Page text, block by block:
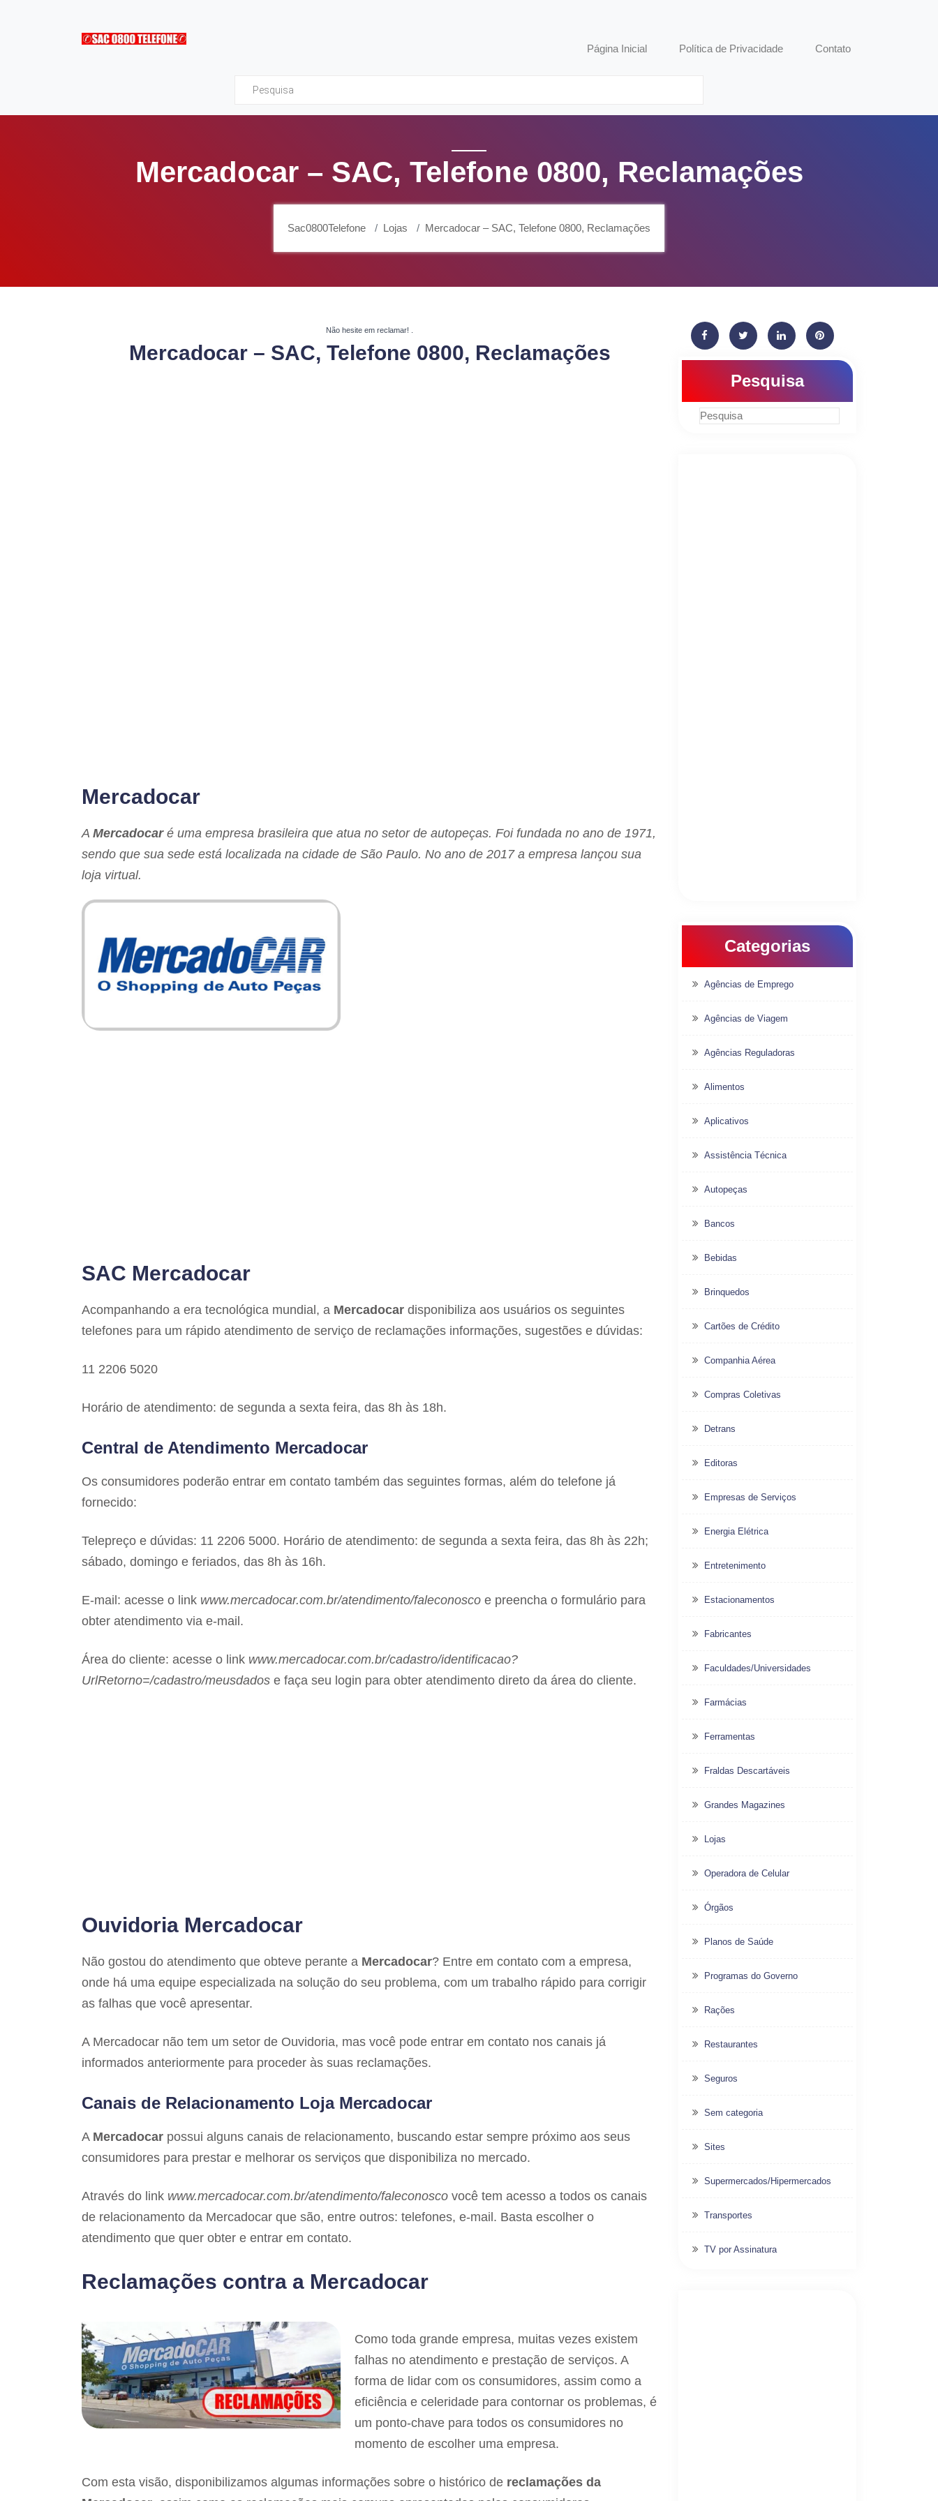
Sac0800Telefone
Página Inicial Política de Privacidade Contato
Mercadocar – SAC, Telefone 0800, Reclamações
Sac0800Telefone Lojas Mercadocar – SAC, Telefone 0800, Reclamações
Não hesite em reclamar!
Mercadocar – SAC, Telefone 0800, Reclamações
Mercadocar
A Mercadocaré uma empresa brasileira que atua no setor de autopeças. Foi fundada no ano de 1971,
sendo que sua sede está localizada na cidade de São Paulo. No ano de 2017 a empresa lançou sua
loja virtual.
SAC Mercadocar
Acompanhando a era tecnológica mundial, a Mercadocar disponibiliza aos usuários os seguintes
telefones para um rápido atendimento de serviço de reclamações informações, sugestões e dúvidas:
11 2206 5020
Horário de atendimento: de segunda a sexta feira, das 8h às 18h.
Central de Atendimento Mercadocar
Os consumidores poderão entrar em contato também das seguintes formas, além do telefone já
fornecido:
Telepreço e dúvidas: 11 2206 5000. Horário de atendimento: de segunda a sexta feira, das 8h às 22h;
sábado, domingo e feriados, das 8h às 16h.
E-mail: acesse o link www.mercadocar.com.br/atendimento/faleconosco e preencha o formulário para
obter atendimento via e-mail.
Área do cliente: acesse o link www.mercadocar.com.br/cadastro/identificacao?
UrlRetorno=/cadastro/meusdados e faça seu login para obter atendimento direto da área do cliente.
Ouvidoria Mercadocar
Não gostou do atendimento que obteve perante a Mercadocar? Entre em contato com a empresa,
onde há uma equipe especializada na solução do seu problema, com um trabalho rápido para corrigir
as falhas que você apresentar.
A Mercadocar não tem um setor de Ouvidoria, mas você pode entrar em contato nos canais já
informados anteriormente para proceder às suas reclamações.
Canais de Relacionamento Loja Mercadocar
A Mercadocar possui alguns canais de relacionamento, buscando estar sempre próximo aos seus
consumidores para prestar e melhorar os serviços que disponibiliza no mercado.
Através do link www.mercadocar.com.br/atendimento/faleconosco você tem acesso a todos os canais
de relacionamento da Mercadocar que são, entre outros: telefones, e-mail. Basta escolher o
atendimento que quer obter e entrar em contato.
Reclamações contra a Mercadocar
Como toda grande empresa, muitas vezes existem
falhas no atendimento e prestação de serviços. A
forma de lidar com os consumidores, assim como a
eficiência e celeridade para contornar os problemas, é
um ponto-chave para todos os consumidores no
momento de escolher uma empresa.
Com esta visão, disponibilizamos algumas informações sobre o histórico de reclamações da
Pesquisa
Categorias
Agências de Emprego
Agências de Viagem
Agências Reguladoras
Alimentos
Aplicativos
Assistência Técnica
Autopeças
Bancos
Bebidas
Brinquedos
Cartões de Crédito
Companhia Aérea
Compras Coletivas
Detrans
Editoras
Empresas de Serviços
Energia Elétrica
Entretenimento
Estacionamentos
Fabricantes
Faculdades/Universidades
Farmácias
Ferramentas
Fraldas Descartáveis
Grandes Magazines
Lojas
Operadora de Celular
Órgãos
Planos de Saúde
Programas do Governo
Rações
Restaurantes
Seguros
Sem categoria
Sites
Supermercados/Hipermercados
Transportes
TV por Assinatura